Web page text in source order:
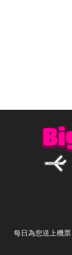
每日為您送上機